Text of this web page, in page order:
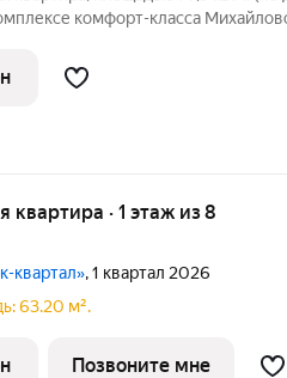
комфорт-класса
- три изолированные
квартира · 1 этаж из 8
квартал», 1 квартал 2026
63.20 м².
Позвоните мне